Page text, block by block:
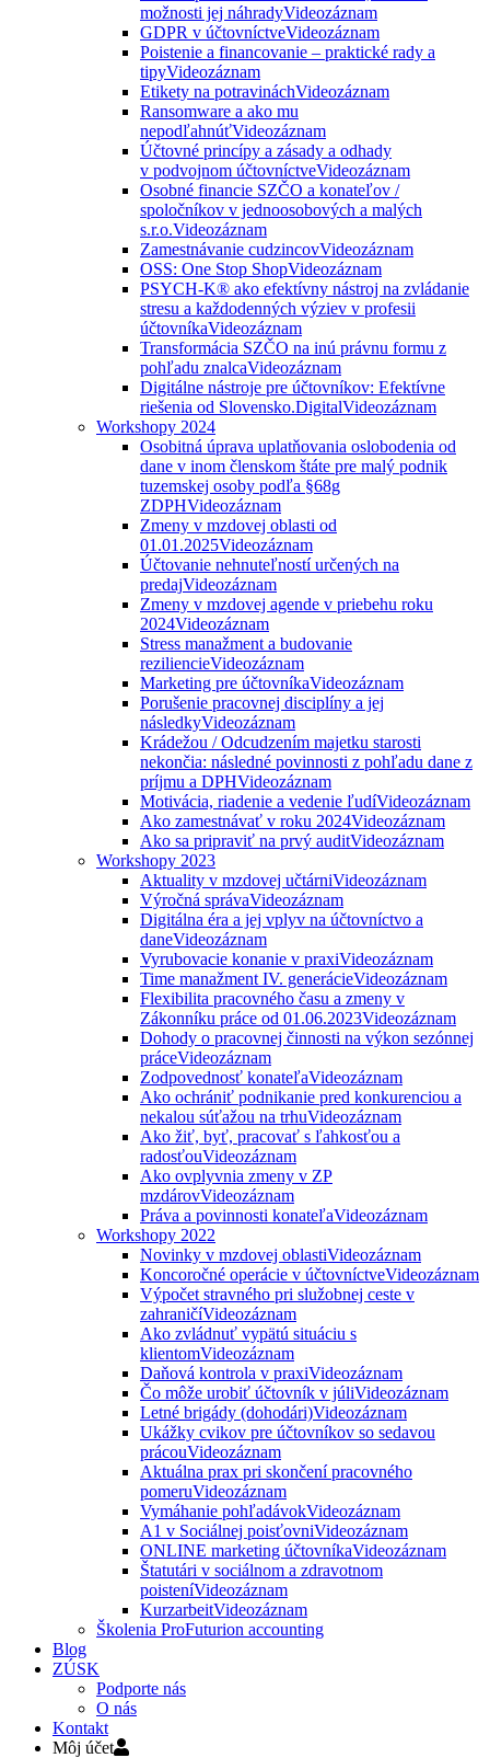
možnosti jej náhradyVideozáznam
GDPR v účtovníctveVideozáznam
Poistenie a financovanie – praktické rady a
tipyVideozáznam
Etikety na potravináchVideozáznam
Ransomware a ako mu
nepodľahnúťVideozáznam
Účtovné princípy a zásady a odhady
v podvojnom účtovníctveVideozáznam
Osobné financie SZČO a konateľov /
spoločníkov v jednoosobových a malých
s.r.o.Videozáznam
Zamestnávanie cudzincovVideozáznam
OSS: One Stop ShopVideozáznam
PSYCH-K® ako efektívny nástroj na zvládanie
stresu a každodenných výziev v profesii
účtovníkaVideozáznam
Transformácia SZČO na inú právnu formu z
pohľadu znalcaVideozáznam
Digitálne nástroje pre účtovníkov: Efektívne
riešenia od Slovensko.DigitalVideozáznam
Workshopy 2024
Osobitná úprava uplatňovania oslobodenia od
dane v inom členskom štáte pre malý podnik
tuzemskej osoby podľa §68g
ZDPHVideozáznam
Zmeny v mzdovej oblasti od
01.01.2025Videozáznam
Účtovanie nehnuteľností určených na
predajVideozáznam
Zmeny v mzdovej agende v priebehu roku
2024Videozáznam
Stress manažment a budovanie
reziliencieVideozáznam
Marketing pre účtovníkaVideozáznam
Porušenie pracovnej disciplíny a jej
následkyVideozáznam
Krádežou / Odcudzením majetku starosti
nekončia: následné povinnosti z pohľadu dane z
príjmu a DPHVideozáznam
Motivácia, riadenie a vedenie ľudíVideozáznam
Ako zamestnávať v roku 2024Videozáznam
Ako sa pripraviť na prvý auditVideozáznam
Workshopy 2023
Aktuality v mzdovej učtárniVideozáznam
Výročná správaVideozáznam
Digitálna éra a jej vplyv na účtovníctvo a
daneVideozáznam
Vyrubovacie konanie v praxiVideozáznam
Time manažment IV. generácieVideozáznam
Flexibilita pracovného času a zmeny v
Zákonníku práce od 01.06.2023Videozáznam
Dohody o pracovnej činnosti na výkon sezónnej
práceVideozáznam
Zodpovednosť konateľaVideozáznam
Ako ochrániť podnikanie pred konkurenciou a
nekalou súťažou na trhuVideozáznam
Ako žiť, byť, pracovať s ľahkosťou a
radosťouVideozáznam
Ako ovplyvnia zmeny v ZP
mzdárovVideozáznam
Práva a povinnosti konateľaVideozáznam
Workshopy 2022
Novinky v mzdovej oblastiVideozáznam
Koncoročné operácie v účtovníctveVideozáznam
Výpočet stravného pri služobnej ceste v
zahraničíVideozáznam
Ako zvládnuť vypätú situáciu s
klientomVideozáznam
Daňová kontrola v praxiVideozáznam
Čo môže urobiť účtovník v júliVideozáznam
Letné brigády (dohodári)Videozáznam
Ukážky cvikov pre účtovníkov so sedavou
prácouVideozáznam
Aktuálna prax pri skončení pracovného
pomeruVideozáznam
Vymáhanie pohľadávokVideozáznam
A1 v Sociálnej poisťovniVideozáznam
ONLINE marketing účtovníkaVideozáznam
Štatutári v sociálnom a zdravotnom
poisteníVideozáznam
KurzarbeitVideozáznam
Školenia ProFuturion accounting
Blog
ZÚSK
Podporte nás
O nás
Kontakt
Môj účet